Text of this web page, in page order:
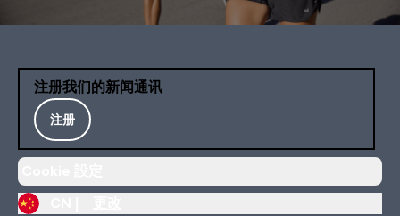
注册我们的新闻通讯
注册